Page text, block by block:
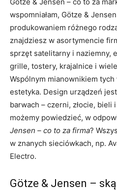
wspomniałam, Götze &
produkowaniem różnego
znajdziesz w asortymencie
sprzęt satelitarny i naziemny,
grille, tostery, krajalnice i
Wspólnym mianownikiem
estetyka. Design urządzeń
barwach – czerni, złocie, bieli
możemy powiedzieć, w
Jensen – co to za firma?
w znanych sieciówkach, np.
Electro.
Götze & Jensen –